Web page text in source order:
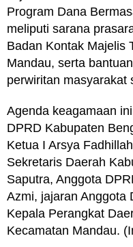
Program Dana
meliputi sarana
Badan Kontak Majelis
Mandau, serta
perwiritan masyarakat
Agenda keagamaan
DPRD Kabupaten
Ketua I Arsya
Sekretaris Daerah
Saputra, Anggota
Azmi, jajaran Anggota
Kepala Perangkat
Kecamatan Mandau.